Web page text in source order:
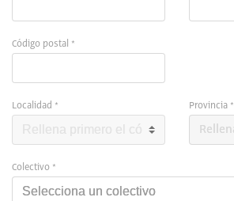
Código postal *
Localidad * Provincia *
Colectivo *